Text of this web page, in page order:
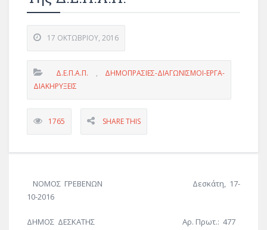
17 ΟΚΤΩΒΡΊΟΥ, 2016
Δ.Ε.Π.Α.Π. , ΔΗΜΟΠΡΑΣΙΕΣ-ΔΙΑΓΩΝΙΣΜΟΙ-ΕΡΓΑ-
ΔΙΑΚΗΡΥΞΕΙΣ
1765 SHARE THIS
ΝΟΜΟΣ ΓΡΕΒΕΝΩΝ Δεσκάτη, 17-
10-2016
ΔΗΜΟΣ ΔΕΣΚΑΤΗΣ Αρ. Πρωτ.: 477